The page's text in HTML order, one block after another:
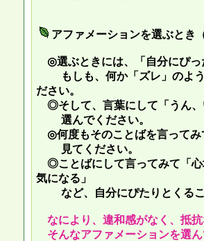
アファメーションを選ぶとき
◎選ぶときには、「自分にぴっ
もしも、何か「ズレ」のよう
ださい。
◎そして、言葉にして「うん、
選んでください。
◎何度もそのことばを言ってみ
見てください。
◎ことばにして言ってみて「心
気になる」
など、自分にぴたりとくるこ
なにより、違和感がなく、抵
そんなアファメーションを選